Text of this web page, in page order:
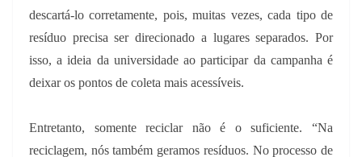
descartá-lo corretamente, pois, muitas vezes, cada tipo de
resíduo precisa ser direcionado a lugares separados. Por
isso, a ideia da universidade ao participar da campanha é
deixar os pontos de coleta mais acessíveis.
Entretanto, somente reciclar não é o suficiente. “Na
reciclagem, nós também geramos resíduos. No processo de